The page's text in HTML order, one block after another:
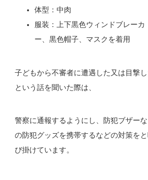
体型：中肉
服装：上下黒色ウィンドブレーカ
ー、黒色帽子、マスクを着用
子どもから不審者に遭遇した又は目撃し
という話を聞いた際は、
警察に通報するようにし、防犯ブザー
の防犯グッズを携帯するなどの対策を
び掛けています。